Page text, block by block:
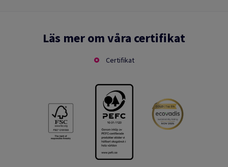
Läs mer om våra certifikat
Certifikat